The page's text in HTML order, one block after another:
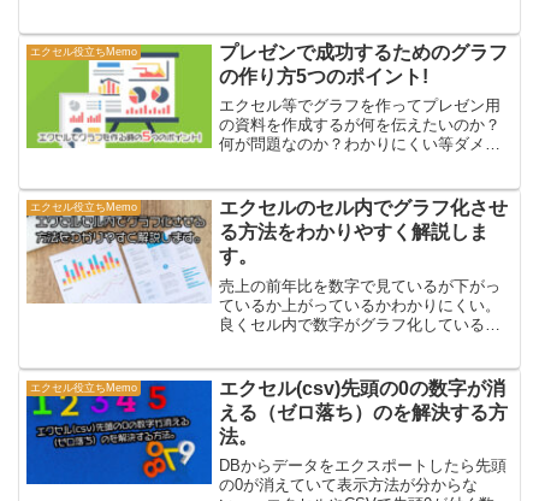
す。
エクセル役立ちMemo
プレゼンで成功するためのグラフ
の作り方5つのポイント!
エクセル等でグラフを作ってプレゼン用
の資料を作成するが何を伝えたいのか？
何が問題なのか？わかりにくい等ダメ出
エクセル役立ちMemo
エクセルのセル内でグラフ化させ
る方法をわかりやすく解説しま
す。
売上の前年比を数字で見ているが下がっ
ているか上がっているかわかりにくい。
良くセル内で数字がグラフ化しているの
い方法がわからない。そんな方の悩みを
解決するためにおすすめの方法を説明し
ますので是非最後まで読んでみてくださ
い。
エクセル役立ちMemo
エクセル(csv)先頭の0の数字が消
える（ゼロ落ち）のを解決する方
法。
DBからデータをエクスポートしたら先頭
の0が消えていて表示方法が分からな